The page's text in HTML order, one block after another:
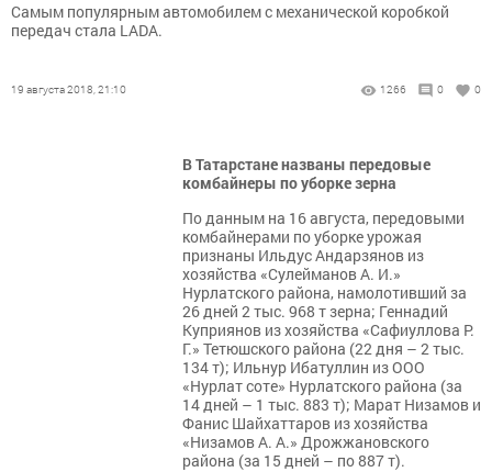
Самым популярным автомобилем с механической коробкой
передач стала LADA.
19 августа 2018, 21:10 1266 0 0
В Татарстане названы передовые
комбайнеры по уборке зерна
По данным на 16 августа, передовыми
комбайнерами по уборке урожая
признаны Ильдус Андарзянов из
хозяйства «Сулейманов А. И.»
Нурлатского района, намолотивший за
26 дней 2 тыс. 968 т зерна; Геннадий
Куприянов из хозяйства «Сафиуллова Р.
Г.» Тетюшского района (22 дня – 2 тыс.
134 т); Ильнур Ибатуллин из ООО
«Нурлат соте» Нурлатского района (за
14 дней – 1 тыс. 883 т); Марат Низамов и
Фанис Шайхаттаров из хозяйства
«Низамов А. А.» Дрожжановского
района (за 15 дней – по 887 т).